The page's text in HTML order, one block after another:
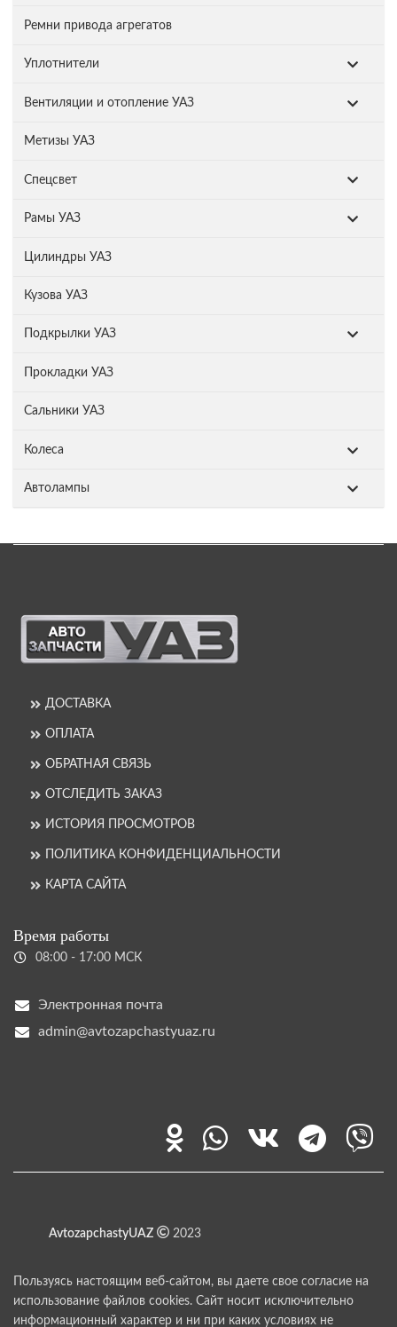
Ремни привода агрегатов
Уплотнители
Вентиляции и отопление УАЗ
Метизы УАЗ
Спецсвет
Рамы УАЗ
Цилиндры УАЗ
Кузова УАЗ
Подкрылки УАЗ
Прокладки УАЗ
Сальники УАЗ
Колеса
Автолампы
ДОСТАВКА
ОПЛАТА
ОБРАТНАЯ СВЯЗЬ
ОТСЛЕДИТЬ ЗАКАЗ
ИСТОРИЯ ПРОСМОТРОВ
ПОЛИТИКА КОНФИДЕНЦИАЛЬНОСТИ
КАРТА САЙТА
Время работы
08:00 - 17:00 МСК
Электронная почта
admin@avtozapchastyuaz.ru
AvtozapchastyUAZ 2023
Пользуясь настоящим веб-сайтом, вы даете свое согласие на
использование файлов cookies. Сайт носит исключительно
информационный характер и ни при каких условиях не